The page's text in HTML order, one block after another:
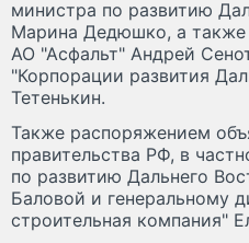
министра по развитию
Марина Дедюшко, а также
АО "Асфальт" Андрей
"Корпорации развития
Тетенькин.
Также распоряжением
правительства РФ, в
по развитию Дальнего
Баловой и генеральному
строительная компания"